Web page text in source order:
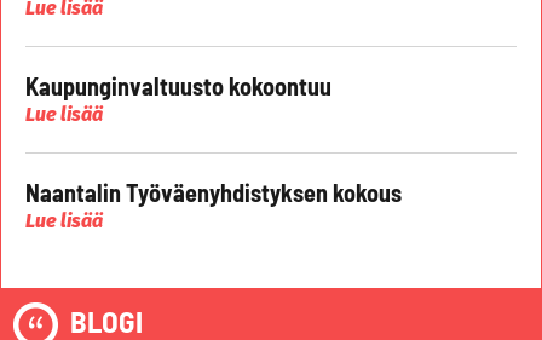
Lue lisää
Kaupunginvaltuusto kokoontuu
Lue lisää
Naantalin Työväenyhdistyksen kokous
Lue lisää
BLOGI